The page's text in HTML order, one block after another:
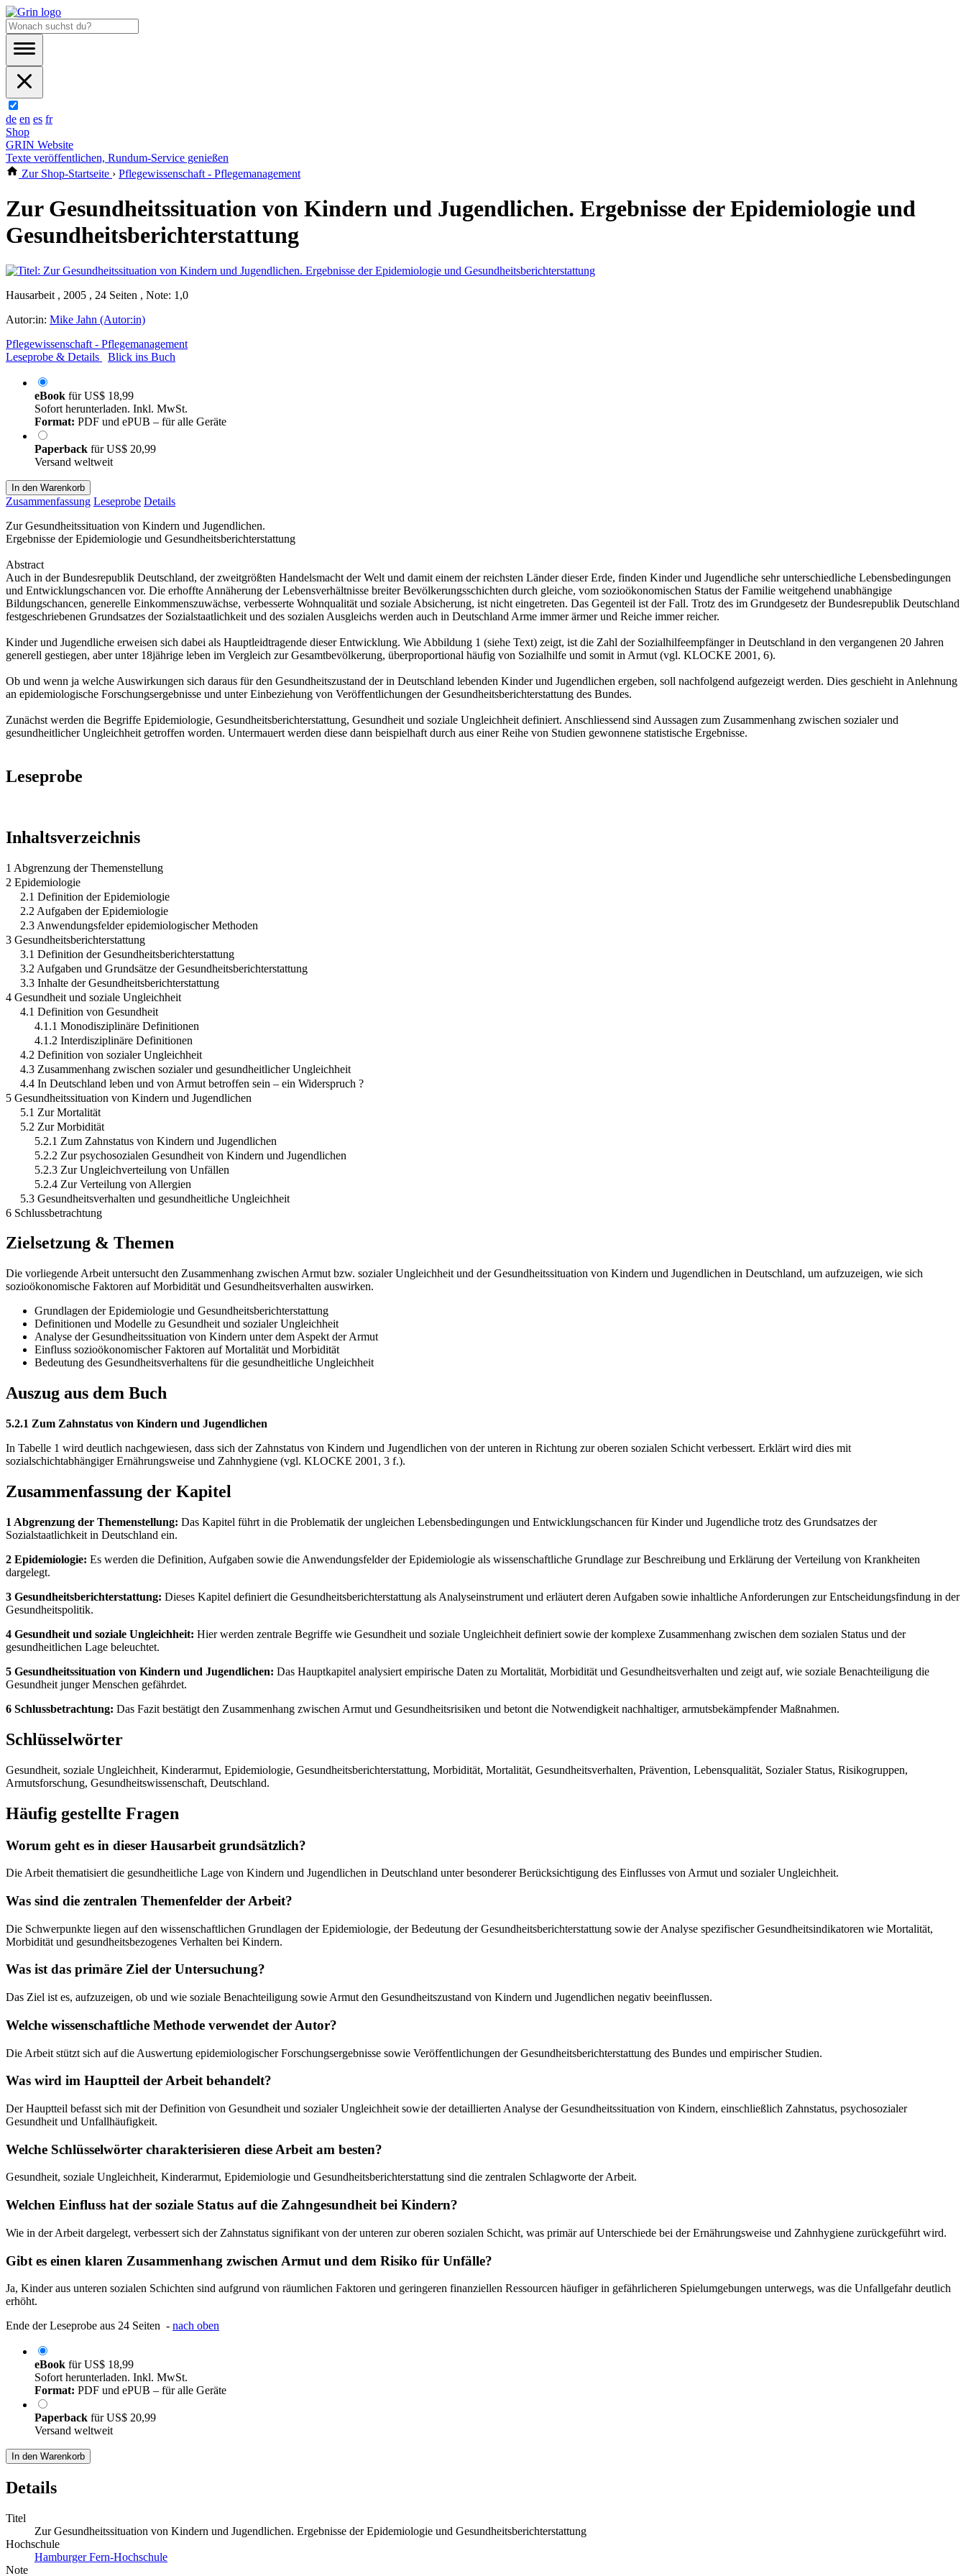
de en es fr
Shop
GRIN Website
Texte veröffentlichen, Rundum-Service genießen
Zur Shop-Startseite › Pflegewissenschaft - Pflegemanagement
Zur Gesundheitssituation von Kindern und Jugendlichen. Ergebnisse der Epidemiologie und
Gesundheitsberichterstattung
Hausarbeit , 2005 , 24 Seiten , Note: 1,0
Autor:in: Mike Jahn (Autor:in)
Pflegewissenschaft - Pflegemanagement
Leseprobe & Details
Blick ins Buch
eBook fürUS$ 18,99
Sofort herunterladen. Inkl. MwSt.
Format: PDF und ePUB – für alle Geräte
Paperback fürUS$ 20,99
Versand weltweit
In den Warenkorb
Zusammenfassung Leseprobe Details
Zur Gesundheitssituation von Kindern und Jugendlichen.
Ergebnisse der Epidemiologie und Gesundheitsberichterstattung
Abstract
Auch in der Bundesrepublik Deutschland, der zweitgrößten Handelsmacht der Welt und damit einem der reichsten Länder dieser Erde, finden Kinder und Jugendliche sehr unterschiedliche Lebensbedingungen
und Entwicklungschancen vor. Die erhoffte Annäherung der Lebensverhältnisse breiter Bevölkerungsschichten durch gleiche, vom sozioökonomischen Status der Familie weitgehend unabhängige
Bildungschancen, generelle Einkommenszuwächse, verbesserte Wohnqualität und soziale Absicherung, ist nicht eingetreten. Das Gegenteil ist der Fall. Trotz des im Grundgesetz der Bundesrepublik Deutschland
festgeschriebenen Grundsatzes der Sozialstaatlichkeit und des sozialen Ausgleichs werden auch in Deutschland Arme immer ärmer und Reiche immer reicher.
Kinder und Jugendliche erweisen sich dabei als Hauptleidtragende dieser Entwicklung. Wie Abbildung 1 (siehe Text) zeigt, ist die Zahl der Sozialhilfeempfänger in Deutschland in den vergangenen 20 Jahren
generell gestiegen, aber unter 18jährige leben im Vergleich zur Gesamtbevölkerung, überproportional häufig von Sozialhilfe und somit in Armut (vgl. KLOCKE 2001, 6).
Ob und wenn ja welche Auswirkungen sich daraus für den Gesundheitszustand der in Deutschland lebenden Kinder und Jugendlichen ergeben, soll nachfolgend aufgezeigt werden. Dies geschieht in Anlehnung
an epidemiologische Forschungsergebnisse und unter Einbeziehung von Veröffentlichungen der Gesundheitsberichterstattung des Bundes.
Zunächst werden die Begriffe Epidemiologie, Gesundheitsberichterstattung, Gesundheit und soziale Ungleichheit definiert. Anschliessend sind Aussagen zum Zusammenhang zwischen sozialer und
gesundheitlicher Ungleichheit getroffen worden. Untermauert werden diese dann beispielhaft durch aus einer Reihe von Studien gewonnene statistische Ergebnisse.
Leseprobe
Inhaltsverzeichnis
1 Abgrenzung der Themenstellung
2 Epidemiologie
2.1 Definition der Epidemiologie
2.2 Aufgaben der Epidemiologie
2.3 Anwendungsfelder epidemiologischer Methoden
3 Gesundheitsberichterstattung
3.1 Definition der Gesundheitsberichterstattung
3.2 Aufgaben und Grundsätze der Gesundheitsberichterstattung
3.3 Inhalte der Gesundheitsberichterstattung
4 Gesundheit und soziale Ungleichheit
4.1 Definition von Gesundheit
4.1.1 Monodisziplinäre Definitionen
4.1.2 Interdisziplinäre Definitionen
4.2 Definition von sozialer Ungleichheit
4.3 Zusammenhang zwischen sozialer und gesundheitlicher Ungleichheit
4.4 In Deutschland leben und von Armut betroffen sein – ein Widerspruch ?
5 Gesundheitssituation von Kindern und Jugendlichen
5.1 Zur Mortalität
5.2 Zur Morbidität
5.2.1 Zum Zahnstatus von Kindern und Jugendlichen
5.2.2 Zur psychosozialen Gesundheit von Kindern und Jugendlichen
5.2.3 Zur Ungleichverteilung von Unfällen
5.2.4 Zur Verteilung von Allergien
5.3 Gesundheitsverhalten und gesundheitliche Ungleichheit
6 Schlussbetrachtung
Zielsetzung & Themen
Die vorliegende Arbeit untersucht den Zusammenhang zwischen Armut bzw. sozialer Ungleichheit und der Gesundheitssituation von Kindern und Jugendlichen in Deutschland, um aufzuzeigen, wie sich
sozioökonomische Faktoren auf Morbidität und Gesundheitsverhalten auswirken.
Grundlagen der Epidemiologie und Gesundheitsberichterstattung
Definitionen und Modelle zu Gesundheit und sozialer Ungleichheit
Analyse der Gesundheitssituation von Kindern unter dem Aspekt der Armut
Einfluss sozioökonomischer Faktoren auf Mortalität und Morbidität
Bedeutung des Gesundheitsverhaltens für die gesundheitliche Ungleichheit
Auszug aus dem Buch
5.2.1 Zum Zahnstatus von Kindern und Jugendlichen
In Tabelle 1 wird deutlich nachgewiesen, dass sich der Zahnstatus von Kindern und Jugendlichen von der unteren in Richtung zur oberen sozialen Schicht verbessert. Erklärt wird dies mit
sozialschichtabhängiger Ernährungsweise und Zahnhygiene (vgl. KLOCKE 2001, 3 f.).
Zusammenfassung der Kapitel
1 Abgrenzung der Themenstellung: Das Kapitel führt in die Problematik der ungleichen Lebensbedingungen und Entwicklungschancen für Kinder und Jugendliche trotz des Grundsatzes der
Sozialstaatlichkeit in Deutschland ein.
2 Epidemiologie: Es werden die Definition, Aufgaben sowie die Anwendungsfelder der Epidemiologie als wissenschaftliche Grundlage zur Beschreibung und Erklärung der Verteilung von Krankheiten
dargelegt.
3 Gesundheitsberichterstattung: Dieses Kapitel definiert die Gesundheitsberichterstattung als Analyseinstrument und erläutert deren Aufgaben sowie inhaltliche Anforderungen zur Entscheidungsfindung in der
Gesundheitspolitik.
4 Gesundheit und soziale Ungleichheit: Hier werden zentrale Begriffe wie Gesundheit und soziale Ungleichheit definiert sowie der komplexe Zusammenhang zwischen dem sozialen Status und der
gesundheitlichen Lage beleuchtet.
5 Gesundheitssituation von Kindern und Jugendlichen: Das Hauptkapitel analysiert empirische Daten zu Mortalität, Morbidität und Gesundheitsverhalten und zeigt auf, wie soziale Benachteiligung die
Gesundheit junger Menschen gefährdet.
6 Schlussbetrachtung: Das Fazit bestätigt den Zusammenhang zwischen Armut und Gesundheitsrisiken und betont die Notwendigkeit nachhaltiger, armutsbekämpfender Maßnahmen.
Schlüsselwörter
Gesundheit, soziale Ungleichheit, Kinderarmut, Epidemiologie, Gesundheitsberichterstattung, Morbidität, Mortalität, Gesundheitsverhalten, Prävention, Lebensqualität, Sozialer Status, Risikogruppen,
Armutsforschung, Gesundheitswissenschaft, Deutschland.
Häufig gestellte Fragen
Worum geht es in dieser Hausarbeit grundsätzlich?
Die Arbeit thematisiert die gesundheitliche Lage von Kindern und Jugendlichen in Deutschland unter besonderer Berücksichtigung des Einflusses von Armut und sozialer Ungleichheit.
Was sind die zentralen Themenfelder der Arbeit?
Die Schwerpunkte liegen auf den wissenschaftlichen Grundlagen der Epidemiologie, der Bedeutung der Gesundheitsberichterstattung sowie der Analyse spezifischer Gesundheitsindikatoren wie Mortalität,
Morbidität und gesundheitsbezogenes Verhalten bei Kindern.
Was ist das primäre Ziel der Untersuchung?
Das Ziel ist es, aufzuzeigen, ob und wie soziale Benachteiligung sowie Armut den Gesundheitszustand von Kindern und Jugendlichen negativ beeinflussen.
Welche wissenschaftliche Methode verwendet der Autor?
Die Arbeit stützt sich auf die Auswertung epidemiologischer Forschungsergebnisse sowie Veröffentlichungen der Gesundheitsberichterstattung des Bundes und empirischer Studien.
Was wird im Hauptteil der Arbeit behandelt?
Der Hauptteil befasst sich mit der Definition von Gesundheit und sozialer Ungleichheit sowie der detaillierten Analyse der Gesundheitssituation von Kindern, einschließlich Zahnstatus, psychosozialer
Gesundheit und Unfallhäufigkeit.
Welche Schlüsselwörter charakterisieren diese Arbeit am besten?
Gesundheit, soziale Ungleichheit, Kinderarmut, Epidemiologie und Gesundheitsberichterstattung sind die zentralen Schlagworte der Arbeit.
Welchen Einfluss hat der soziale Status auf die Zahngesundheit bei Kindern?
Wie in der Arbeit dargelegt, verbessert sich der Zahnstatus signifikant von der unteren zur oberen sozialen Schicht, was primär auf Unterschiede bei der Ernährungsweise und Zahnhygiene zurückgeführt wird.
Gibt es einen klaren Zusammenhang zwischen Armut und dem Risiko für Unfälle?
Ja, Kinder aus unteren sozialen Schichten sind aufgrund von räumlichen Faktoren und geringeren finanziellen Ressourcen häufiger in gefährlicheren Spielumgebungen unterwegs, was die Unfallgefahr deutlich
erhöht.
Ende der Leseprobe aus 24 Seiten - nach oben
eBook fürUS$ 18,99
Sofort herunterladen. Inkl. MwSt.
Format: PDF und ePUB – für alle Geräte
Paperback fürUS$ 20,99
Versand weltweit
In den Warenkorb
Details
Titel
Zur Gesundheitssituation von Kindern und Jugendlichen. Ergebnisse der Epidemiologie und Gesundheitsberichterstattung
Hochschule
Hamburger Fern-Hochschule
Note